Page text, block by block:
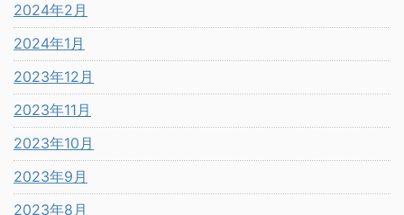
2024年2月
2024年1月
2023年12月
2023年11月
2023年10月
2023年9月
2023年8月